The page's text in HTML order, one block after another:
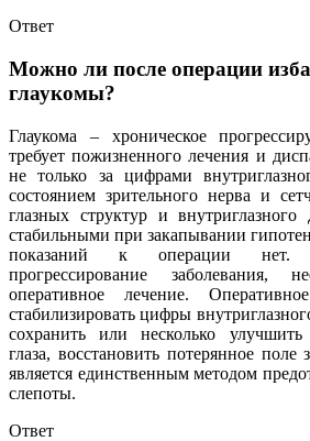
Ответ
Можно ли после операции
глаукомы?
Глаукома – хроническое
требует пожизненного лечения и
не только за цифрами
состоянием зрительного нерва и
глазных структур и внутриглазного
стабильными при закапывании
показаний к операции нет.
прогрессирование заболевания,
оперативное лечение.
стабилизировать цифры
сохранить или несколько
глаза, восстановить потерянное
является единственным методом
слепоты.
Ответ